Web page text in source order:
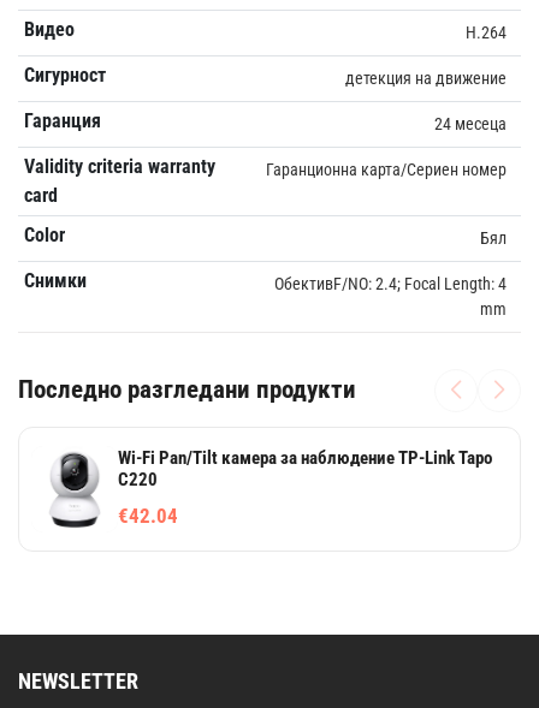
Видео H.264
Сигурност детекция на движение
Гаранция 24 месеца
Validity criteria warranty
card
Гаранционна карта/Сериен номер
Color Бял
Снимки
ОбективF/NO: 2.4; Focal Length: 4
mm
Последно разгледани продукти
Wi-Fi Pan/Tilt камера за наблюдение TP-Link Tapo
C220
€42.04
NEWSLETTER